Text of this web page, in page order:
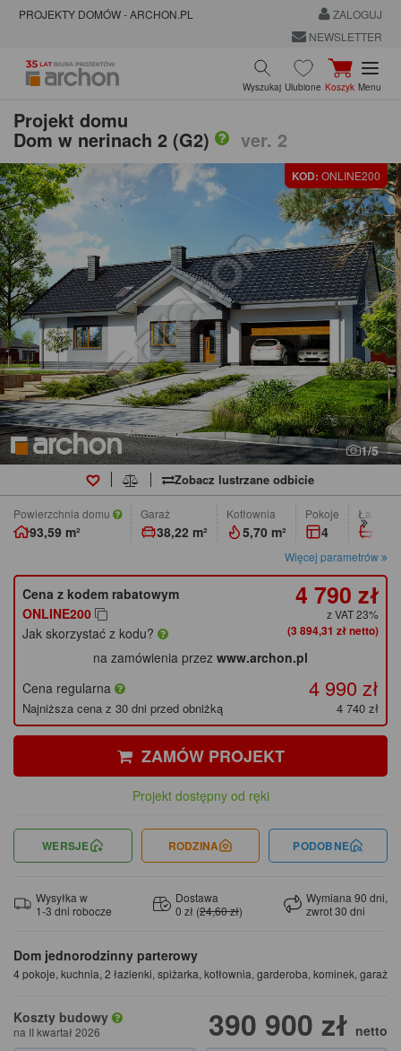
PROJEKTY DOMÓW - ARCHON.PL
ZALOGUJ
NEWSLETTER
Wyszukaj Ulubione Koszyk Menu
Projekt domu
Dom w nerinach 2 (G2) ver. 2
KOD: ONLINE200
1/5
Zobacz lustrzane odbicie
Powierzchnia domu
93,59 m²
Garaż
38,22 m²
Kotłownia
5,70 m²
pokoje
4
Więcej parametrów
Dom jednorodzinny parterowy
4 pokoje, kuchnia, 2 łazienki, spiżarka, kotłownia, garderoba, kominek, garaż
Koszty budowy
na II kwartał 2026 390 900 zł netto
Cena z kodem rabatowym
ONLINE200
Jak skorzystać z kodu?
4 790 zł
z VAT 23%
(3 894,31 zł netto)
na zamówienia przez www.archon.pl
Cena regularna
4 990 zł
Najniższa cena z 30 dni przed obniżką 4 740 zł
ZAMÓW PROJEKT
Projekt dostępny od ręki
WERSJE RODZINA PODOBNE
Wysyłka w
1-3 dni robocze
Dostawa
0 zł (24,60 zł)
Wymiana 90 dni,
zwrot 30 dni